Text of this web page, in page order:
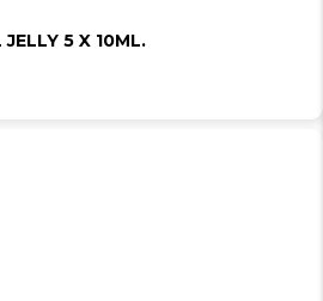
5 X 10ML.